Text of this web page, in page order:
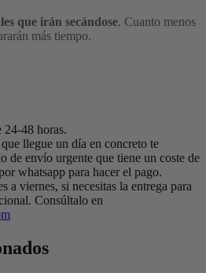
que irán secándose. Cuanto menos
más tiempo.
48 horas.
llegue un día en concreto te
de envío urgente que tiene un coste de
whatsapp para hacer el pago.
a viernes, si necesitas la entrega para
Consúltalo en